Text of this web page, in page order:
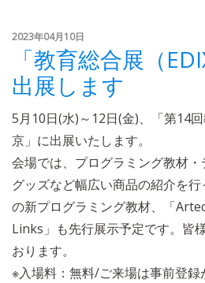
2023年04月10日
「教育総合展（
出展します
5月10日(水)～12日(金)、「第14
京」に出展いたします。
会場では、プログラミング教材
グッズなど幅広い商品の紹介を
の新プログラミング教材、「
Links」も先行展示予定です。皆
おります。
※入場料：無料/ご来場は事前登録